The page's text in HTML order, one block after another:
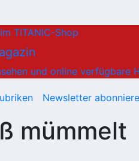
TITANIC-Shop
und online verfügbare
Newsletter
mümmelt